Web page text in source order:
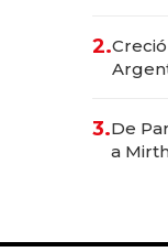
2.
las
3.De
a